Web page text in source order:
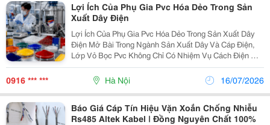
Lợi Ích Của Phụ Gia Pvc Hóa Dẻo Trong Sản
Xuất Dây Điện
Lợi Ích Của Phụ Gia Pvc Hóa Dẻo Trong Sản Xuất Dây
Điện Mở Bài Trong Ngành Sản Xuất Dây Và Cáp Điện,
Lớp Vỏ Bọc Pvc Không Chỉ Có Nhiệm Vụ Cách Điện Mà
Còn Phải Đáp Ứng Các Yêu Cầu Về Độ Mềm Dẻo, Khả
Năng Chịu Uốn, Độ Bền Cơ Học Và Tuổi Thọ...
0916 *** *** Hà Nội 16/07/2026
Báo Giá Cáp Tín Hiệu Vặn Xoắn Chống Nhiễu
Rs485 Altek Kabel | Đồng Nguyên Chất 100%